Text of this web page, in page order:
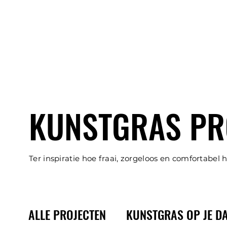
KUNSTGRAS
Ter inspiratie hoe fraai, zorgeloos en comfortabel
ALLE PROJECTEN KUNSTGRAS OP JE